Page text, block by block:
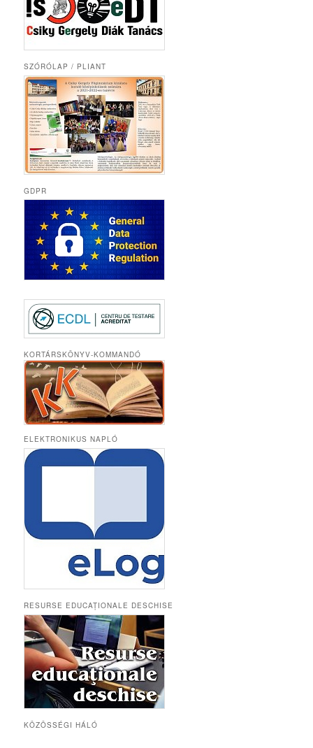
SZÓRÓLAP / PLIANT
GDPR
KORTÁRSKÖNYV-KOMMANDÓ
ELEKTRONIKUS NAPLÓ
RESURSE EDUCAȚIONALE DESCHISE
KÖZÖSSÉGI HÁLÓ